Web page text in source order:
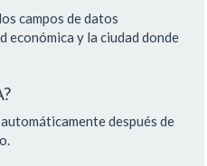
campos de datos
económica y la ciudad donde
después de